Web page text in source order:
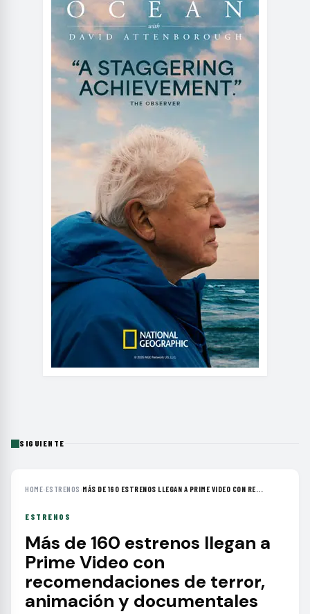
SIGUIENTE
HOME›ESTRENOS ›MÁS DE 160 ESTRENOS LLEGAN A PRIME VIDEO CON RE...
ESTRENOS
Más de 160 estrenos llegan a
Prime Video con
recomendaciones de terror,
animación y documentales